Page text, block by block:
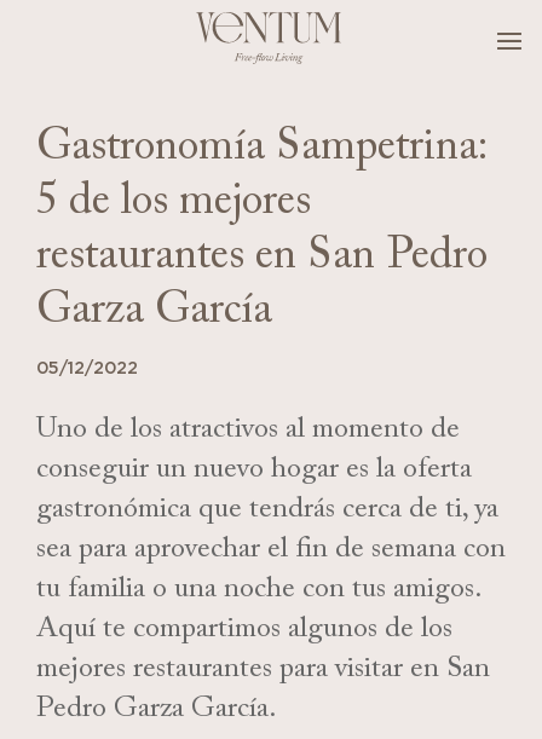
Gastronomía Sampetrina:
5 de los mejores
restaurantes en San Pedro
Garza García
05/12/2022
Uno de los atractivos al momento de
conseguir un nuevo hogar es la oferta
gastronómica que tendrás cerca de ti, ya
sea para aprovechar el fin de semana con
tu familia o una noche con tus amigos.
Aquí te compartimos algunos de los
mejores restaurantes para visitar en San
Pedro Garza García.